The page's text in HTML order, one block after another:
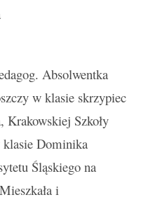
Absolwentka
w klasie skrzypiec
Krakowskiej Szkoły
Dominika
Śląskiego na
i